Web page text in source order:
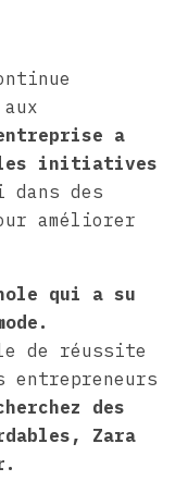
a
initiatives
des
améliorer
qui a su
de réussite
des
Zara